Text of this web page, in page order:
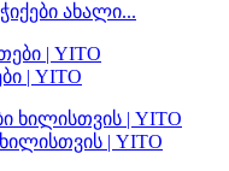
ახალი...
| YITO
| YITO